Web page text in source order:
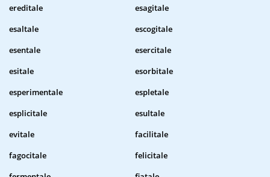
ereditale
esagitale
esaltale
escogitale
esentale
esercitale
esitale
esorbitale
esperimentale
espletale
esplicitale
esultale
evitale
facilitale
fagocitale
felicitale